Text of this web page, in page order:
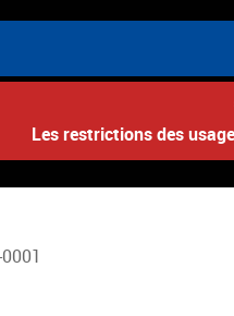
Les restrictions des